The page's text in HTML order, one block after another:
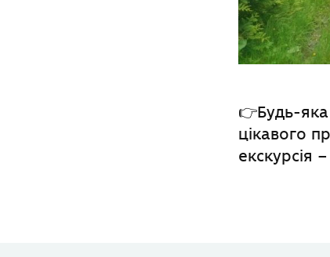
👉Будь-яка
цікавого
екскурсія